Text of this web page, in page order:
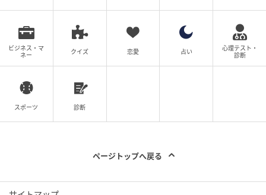
ビジネス・マ
ネー
クイズ 恋愛 占い
心理テスト・
診断
スポーツ 診断
ページトップへ戻る